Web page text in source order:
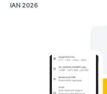
ΙΑΝ 2026